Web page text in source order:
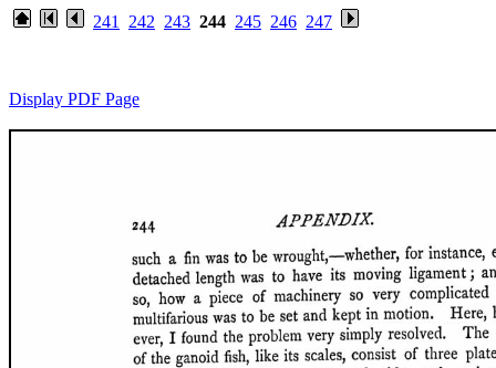
241 242 243 244 245 246 247
Display PDF Page